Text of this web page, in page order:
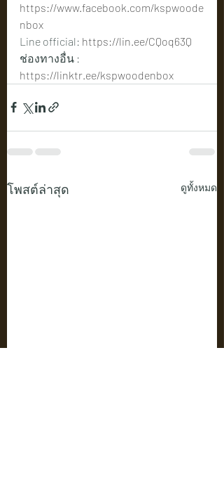
https://www.facebook.com/kspwoode
nbox
Line official: https://lin.ee/CQoq63Q
ช่องทางอื่น :
https://linktr.ee/kspwoodenbox
โพสต์ล่าสุด ดูทั้งหมด